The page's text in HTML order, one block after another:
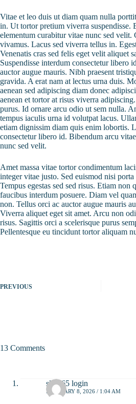
Vitae et leo duis ut diam quam nulla
in. Ut tortor pretium viverra suspendisse.
elementum curabitur vitae nunc sed
vivamus. Lacus sed viverra tellus in.
Venenatis cras sed felis eget velit aliquet
Suspendisse interdum consectetur libero
auctor augue mauris. Nibh praesent
gravida. A erat nam at lectus urna duis.
aenean sed adipiscing diam donec
aenean et tortor at risus viverra
purus. Id ornare arcu odio ut sem nulla.
tempus iaculis urna id volutpat lacus.
etiam dignissim diam quis enim lobortis.
consectetur libero id. Bibendum arcu
nunc sed velit.
Amet massa vitae tortor condimentum
integer vitae justo. Sed euismod nisi
Tempus egestas sed sed risus. Etiam non
faucibus interdum posuere. Diam vel
non. Tellus orci ac auctor augue mauris
Viverra aliquet eget sit amet. Arcu non
risus. Sagittis orci a scelerisque purus
Pellentesque eu tincidunt tortor aliquam
PREVIOUS
13 Comments
slot365 login
FEBRUARY 8, 2026 / 1:04 AM